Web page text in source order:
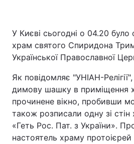
У Києві сьогодні о 04.20 було
храм святого Спиридона
Української Православної
Як повідомляє "УНІАН-
димову шашку в приміщення
прочинене вікно, пробивши
також розписали одну зі
«Геть Рос. Пат. з України».
настоятель храму